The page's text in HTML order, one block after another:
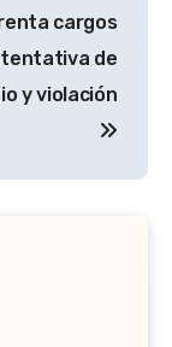
cargos
de
y violación